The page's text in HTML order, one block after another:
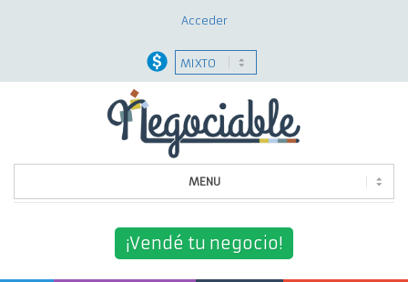
Acceder
MENU
¿Por Qué Elegirnos?
¡Vendé tu negocio!